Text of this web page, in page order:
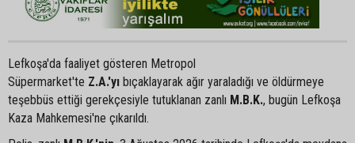
Lefkoşa'da faaliyet gösteren Metropol
Süpermarket'te Z.A.'yı bıçaklayarak ağır yaraladığı ve öldürmeye
teşebbüs ettiği gerekçesiyle tutuklanan zanlı M.B.K., bugün Lefkoşa
Kaza Mahkemesi'ne çıkarıldı.